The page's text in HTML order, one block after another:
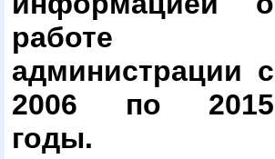
работе
администрации с
2006 по 2015
годы.